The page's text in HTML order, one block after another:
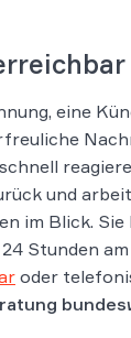
eine
und
im Blick. Sie
Stunden
oder